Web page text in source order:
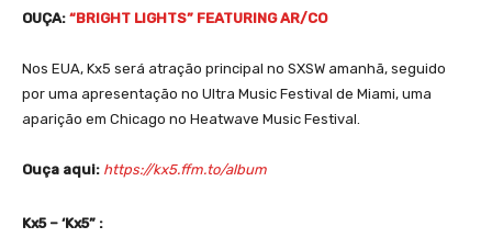
OUÇA: “BRIGHT LIGHTS” FEATURING AR/CO
Nos EUA, Kx5 será atração principal no SXSW amanhã, seguido
por uma apresentação no Ultra Music Festival de Miami, uma
aparição em Chicago no Heatwave Music Festival.
Ouça aqui: https://kx5.ffm.to/album
Kx5 – ‘Kx5” :